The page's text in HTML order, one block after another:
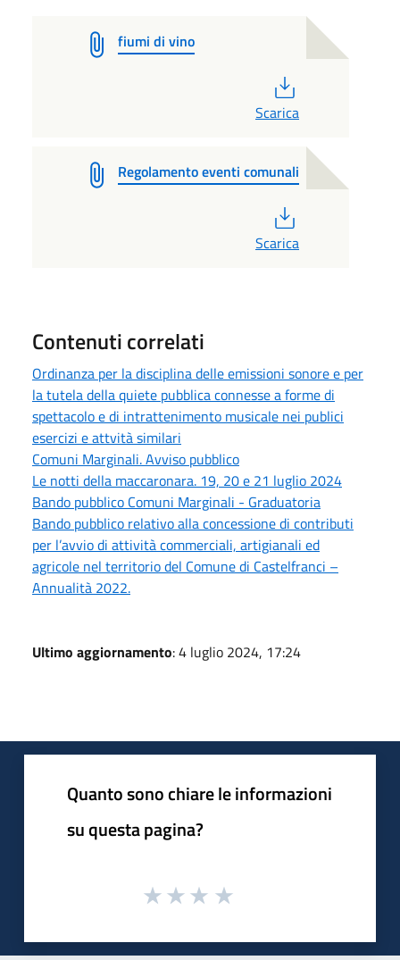
fiumi di vino
Scarica
Regolamento eventi comunali
Scarica
Contenuti correlati
Ordinanza per la disciplina delle emissioni sonore e per
la tutela della quiete pubblica connesse a forme di
spettacolo e di intrattenimento musicale nei publici
esercizi e attvità similari
Comuni Marginali. Avviso pubblico
Le notti della maccaronara. 19, 20 e 21 luglio 2024
Bando pubblico Comuni Marginali - Graduatoria
Bando pubblico relativo alla concessione di contributi
per l’avvio di attività commerciali, artigianali ed
agricole nel territorio del Comune di Castelfranci –
Annualità 2022.
Ultimo aggiornamento: 4 luglio 2024, 17:24
Quanto sono chiare le informazioni
su questa pagina?